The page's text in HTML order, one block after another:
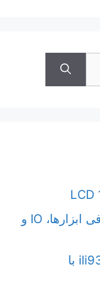
آموزش هولتک HOLTEK جلسه 1 – معرفی ابزارها، IO و
آموزش آردوینو جلسه 11 – نمایشگر ili9341 با